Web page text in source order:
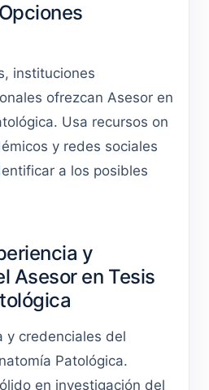
instituciones
ofrezcan Asesor en
Usa recursos on
y redes sociales
a los posibles
y
Asesor en Tesis
y credenciales del
Patológica.
en investigación del